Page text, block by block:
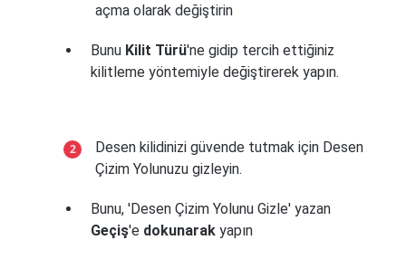
açma olarak değiştirin
Bunu Kilit Türü'ne gidip tercih ettiğiniz
kilitleme yöntemiyle değiştirerek yapın.
Desen kilidinizi güvende tutmak için Desen
Çizim Yolunuzu gizleyin.
Bunu, 'Desen Çizim Yolunu Gizle' yazan
Geçiş'e dokunarak yapın